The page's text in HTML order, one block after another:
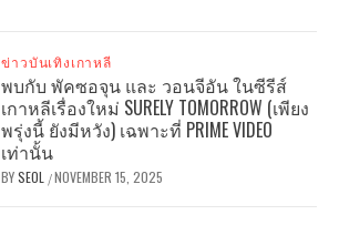
ข่าวบันเทิงเกาหลี
พบกับ พัคซอจุน และ วอนจีอัน ในซีรีส์
เกาหลีเรื่องใหม่ SURELY TOMORROW (เพียง
พรุ่งนี้ ยังมีหวัง) เฉพาะที่ PRIME VIDEO
เท่านั้น
BYSEOL /NOVEMBER 15, 2025